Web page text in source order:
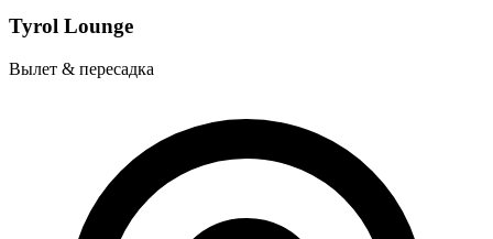
Tyrol Lounge
Вылет & пересадка